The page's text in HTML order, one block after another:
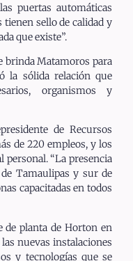
puertas automáticas
sello de calidad y
que existe”.
brinda Matamoros para
la sólida relación que
organismos y
de Recursos
de 220 empleos, y los
personal. “La presencia
Tamaulipas y sur de
capacitadas en todos
de planta de Horton en
nuevas instalaciones
y tecnologías que se